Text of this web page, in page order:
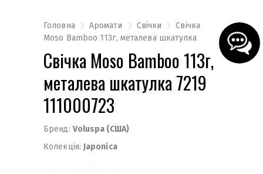
Головна Аромати Свічки
Свічка
Moso Bamboo 113г, металева шкатулка
Свічка Moso Bamboo 113г,
металева шкатулка 7219
111000723
Бренд: Voluspa (США)
Колекція: Japonica